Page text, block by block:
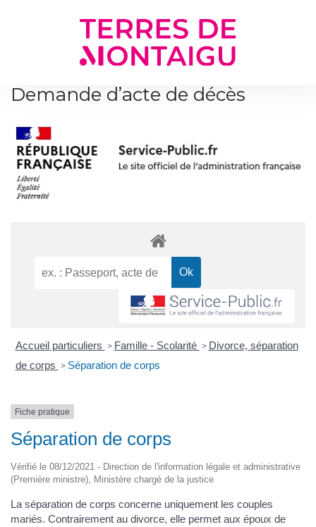
Demande d’acte de décès
Accueil particuliers > Famille - Scolarité > Divorce, séparation
de corps > Séparation de corps
Fiche pratique
Séparation de corps
Vérifié le 08/12/2021 - Direction de l'information légale et administrative
(Première ministre), Ministère chargé de la justice
La séparation de corps concerne uniquement les couples
mariés. Contrairement au divorce, elle permet aux époux de